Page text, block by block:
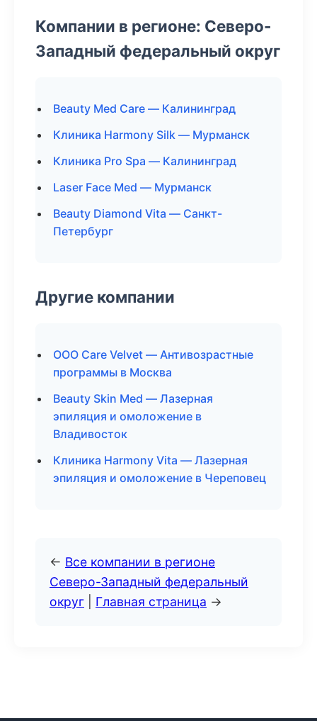
Компании в регионе: Северо-
Западный федеральный округ
Beauty Med Care — Калининград
Клиника Harmony Silk — Мурманск
Клиника Pro Spa — Калининград
Laser Face Med — Мурманск
Beauty Diamond Vita — Санкт-
Петербург
Другие компании
ООО Care Velvet — Антивозрастные
программы в Москва
Beauty Skin Med — Лазерная
эпиляция и омоложение в
Владивосток
Клиника Harmony Vita — Лазерная
эпиляция и омоложение в Череповец
← Все компании в регионе
Северо-Западный федеральный
округ
Главная страница →